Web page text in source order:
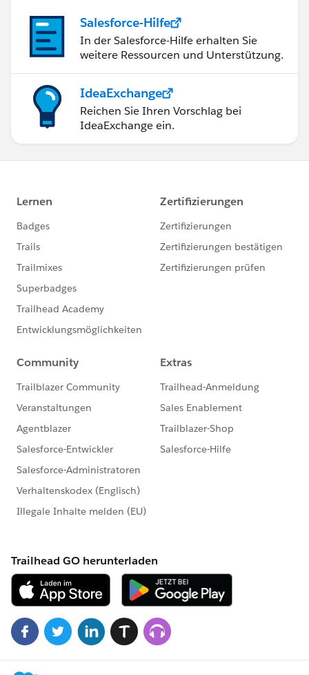
Salesforce-Hilfe
In der Salesforce-Hilfe erhalten Sie
weitere Ressourcen und Unterstützung.
IdeaExchange
Reichen Sie Ihren Vorschlag bei
IdeaExchange ein.